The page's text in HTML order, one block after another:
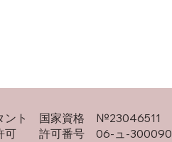
ント 国家資格 №23046511
許可 許可番号 06-ュ-300090